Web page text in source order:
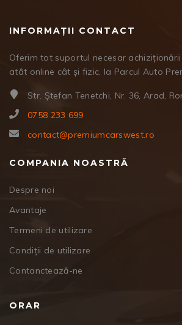
INFORMAȚII CONTACT
Oferim tot suportul necesar
atât online cât și fizic, la Parcul Auto
Str. Ștefan Tenetchi, Nr. 36, Arad,
0758 233 699
contact@premiumcarswest.ro
COMPANIA NOASTRĂ
Despre noi
Avantaje
Termeni de utilizare
Condiții de utilizare
Contanctează-ne
ORAR